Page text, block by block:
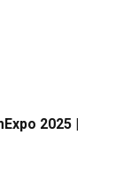
2025 |